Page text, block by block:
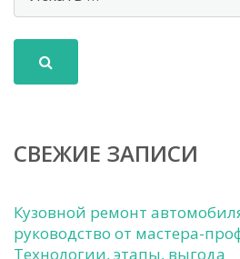
СВЕЖИЕ ЗАПИСИ
Кузовной ремонт
руководство от мастера-
Технологии, этапы, выгода